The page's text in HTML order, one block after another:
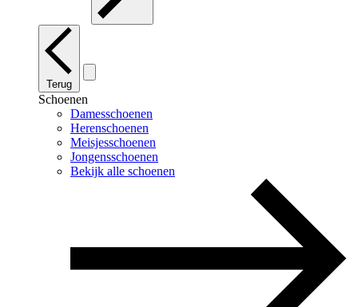
Terug
Schoenen
Damesschoenen
Herenschoenen
Meisjesschoenen
Jongensschoenen
Bekijk alle schoenen